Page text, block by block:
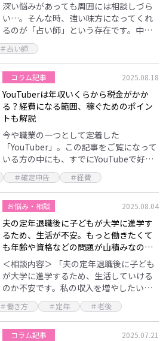
深い悩みがあっても周囲には相談しづら
い…。そんな時、強い味方になってくれ
るのが「占い師」という存在です。中に
は、「相談するだけでなく、自分も占い
師の仕事をしてみたい」と思ったことが
ある人もいるのではな…
＃占い師
コラム記事 2025.08.18
YouTuberは年収いくらから税金がかか
る？経費になる範囲、稼ぐためのポイン
トも解説
今や職業の一つとして定着した
「YouTuber」。この記事をご覧になって
いる方の中にも、すでにYouTubeで好き
なことや得意なことを配信している、ま
たは、これからYouTubeを始めてみたい
と考えて…
＃確定申告 ＃経費
お悩み・相談 2025.08.04
夫の定年退職後に子どもが大学に進学す
るため、生活が不安。もっと働きたくて
も年齢や資格などの問題が山積みなの
で、アドバイスが欲しいです
＜相談内容＞ 「夫の定年退職後に子ども
が大学に進学するため、生活していける
のか不安です。私の収入を増やしたいで
すが、年齢やすぐに仕事につながる資格
がないこと、発達障害の子どもがいるこ
とで働き方に悩んで…
＃働き方 ＃定年 ＃老後
コラム記事 2025.07.21